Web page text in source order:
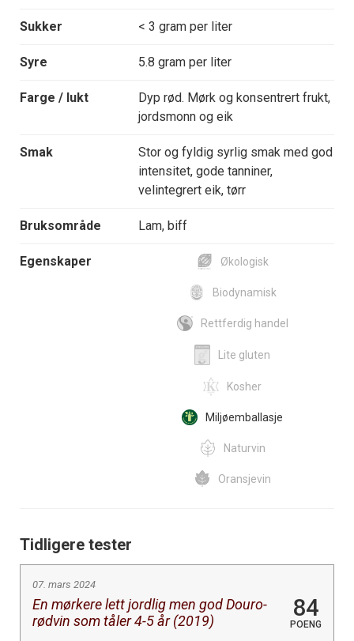
Sukker < 3 gram per liter
Syre 5.8 gram per liter
Farge / lukt
Dyp rød. Mørk og konsentrert frukt,
jordsmonn og eik
Smak
Stor og fyldig syrlig smak med god
intensitet, gode tanniner,
velintegrert eik, tørr
Bruksområde Lam, biff
Egenskaper Økologisk
Biodynamisk
Rettferdig handel
Lite gluten
Kosher
Miljøemballasje
Naturvin
Oransjevin
Tidligere tester
07. mars 2024
En mørkere lett jordlig men god Douro-
rødvin som tåler 4-5 år (2019)
84
POENG